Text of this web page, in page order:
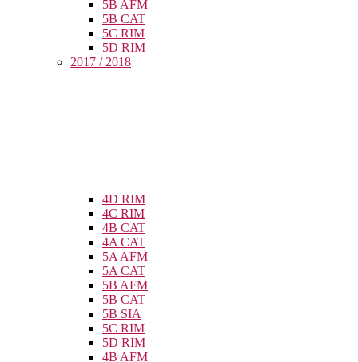
5B AFM
5B CAT
5C RIM
5D RIM
2017 / 2018
4D RIM
4C RIM
4B CAT
4A CAT
5A AFM
5A CAT
5B AFM
5B CAT
5B SIA
5C RIM
5D RIM
4B AFM